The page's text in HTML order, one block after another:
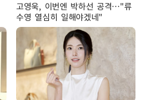
고영욱, 이번엔 박하선 공격…"류
수영 열심히 일해야겠네"